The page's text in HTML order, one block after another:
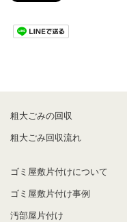
粗大ごみの回収
粗大ごみ回収流れ
ゴミ屋敷片付けについて
ゴミ屋敷片付け事例
汚部屋片付け